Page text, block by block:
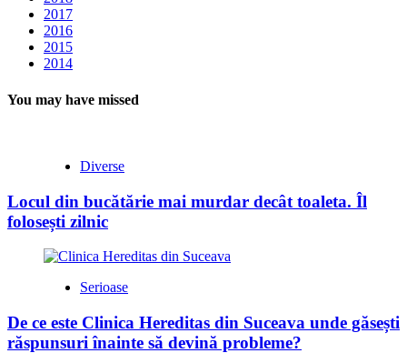
2017
2016
2015
2014
You may have missed
Diverse
Locul din bucătărie mai murdar decât toaleta. Îl
folosești zilnic
Serioase
De ce este Clinica Hereditas din Suceava unde găsești
răspunsuri înainte să devină probleme?